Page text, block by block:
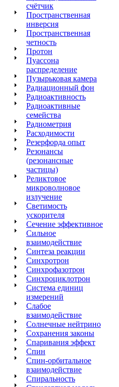
счётчик
Пространственная
инверсия
Пространственная
четность
Протон
Пуассона
распределение
Пузырьковая камера
Радиационный фон
Радиоактивность
Радиоактивные
семейства
Радиометрия
Расходимости
Резерфорда опыт
Резонансы
(резонансные
частицы)
Реликтовое
микроволновое
излучение
Светимость
ускорителя
Сечение эффективное
Сильное
взаимодействие
Синтеза реакции
Синхротрон
Синхрофазотрон
Синхроциклотрон
Система единиц
измерений
Слабое
взаимодействие
Солнечные нейтрино
Сохранения законы
Спаривания эффект
Спин
Спин-орбитальное
взаимодействие
Спиральность